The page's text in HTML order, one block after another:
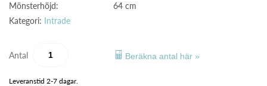
Mönsterhöjd:
64 cm
Kategori: Intrade
Antal Beräkna antal här »
Leveranstid 2-7 dagar.